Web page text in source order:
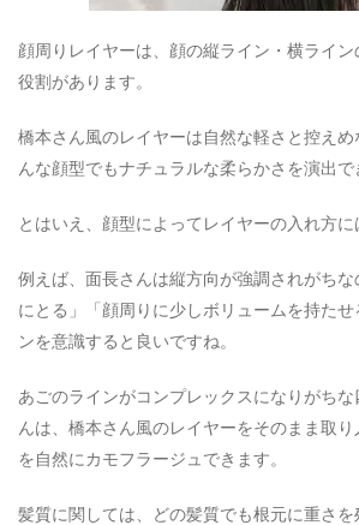
顔周りレイヤーは、顔の縦ライン・横ライ
役割があります。
橋本さん風のレイヤーは自然な軽さと控え
んな顔型でもナチュラルな柔らかさを演出で
とはいえ、顔型によってレイヤーの入れ方に
例えば、面長さんは縦方向が強調されがち
にとる」「顔周りに少しボリュームを持た
ンを意識すると良いですね。
あごのラインがコンプレックスになりがちな
んは、橋本さん風のレイヤーをそのまま取
を自然にカモフラージュできます。
髪質に関しては、どの髪質でも根元に重さを